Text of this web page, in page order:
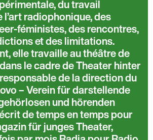
du travail
radiophonique, des
féministes, des rencontres,
et des limitations.
elle travaille au théâtre de
le cadre de Theater hinter
de la direction du
– Verein für darstellende
und hörenden
de temps en temps pour
für junges Theater,